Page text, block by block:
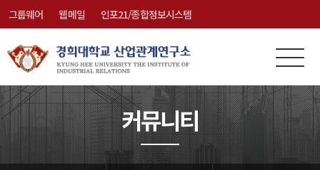
그룹웨어 웹메일 인포21/종합정보시스템
전
체
메
뉴
메
뉴
닫
기
커뮤니티